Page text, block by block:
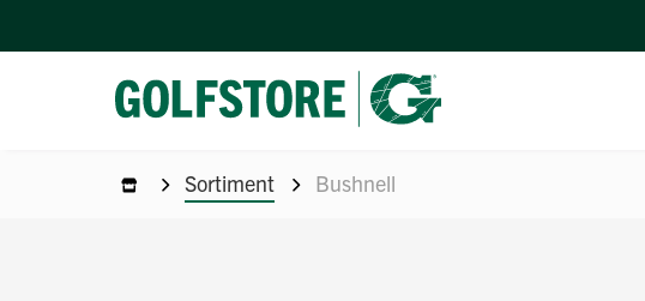
Sortiment Bushnell